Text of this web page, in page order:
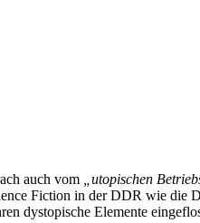
auch vom
„utopischen
Fiction in der DDR wie die
dystopische Elemente